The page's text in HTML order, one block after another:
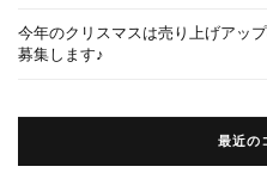
今年のクリスマスは売り上げアッ
募集します♪
最近の